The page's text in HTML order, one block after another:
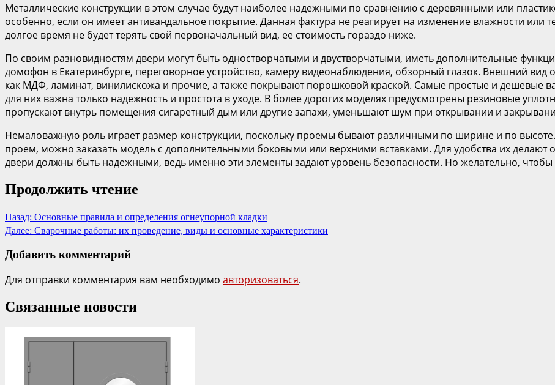
Металлические конструкции в этом случае будут наиболее надежными по сравнению с деревянными или
особенно, если он имеет антивандальное покрытие. Данная фактура не реагирует на изменение влажности или
долгое время не будет терять свой первоначальный вид, ее стоимость гораздо ниже.
По своим разновидностям двери могут быть одностворчатыми и двустворчатыми, иметь дополнительные
домофон в Екатеринбурге, переговорное устройство, камеру видеонаблюдения, обзорный глазок. Внешний
как МДФ, ламинат, винилискожа и прочие, а также покрывают порошковой краской. Самые простые и дешевые
для них важна только надежность и простота в уходе. В более дорогих моделях предусмотрены резиновые
пропускают внутрь помещения сигаретный дым или другие запахи, уменьшают шум при открывании и
Немаловажную роль играет размер конструкции, поскольку проемы бывают различными по ширине и по
проем, можно заказать модель с дополнительными боковыми или верхними вставками. Для удобства их
двери должны быть надежными, ведь именно эти элементы задают уровень безопасности. Но желательно, чтобы
Продолжить чтение
Назад: Основные правила и определения огнеупорной кладки
Далее: Сварочные работы: их проведение, виды и основные характеристики
Добавить комментарий
Для отправки комментария вам необходимо авторизоваться.
Связанные новости